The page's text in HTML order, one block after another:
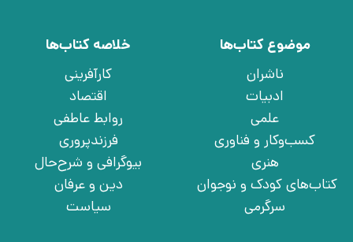
موضوع کتاب‌ها
ناشران
ادبیات
علمی
کسب‌وکار و فناوری
هنری
کتاب‌های کودک و نوجوان
سرگرمی
خلاصه کتاب‌ها
کارآفرینی
اقتصاد
روابط عاطفی
فرزندپروری
بیوگرافی و شرح‌حال
دین و عرفان
سیاست